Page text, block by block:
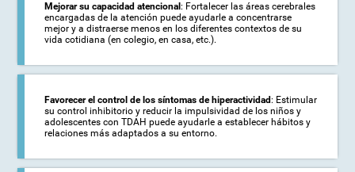
Mejorar su capacidad atencional: Fortalecer las áreas cerebrales
encargadas de la atención puede ayudarle a concentrarse
mejor y a distraerse menos en los diferentes contextos de su
vida cotidiana (en colegio, en casa, etc.).
Favorecer el control de los síntomas de hiperactividad: Estimular
su control inhibitorio y reducir la impulsividad de los niños y
adolescentes con TDAH puede ayudarle a establecer hábitos y
relaciones más adaptados a su entorno.